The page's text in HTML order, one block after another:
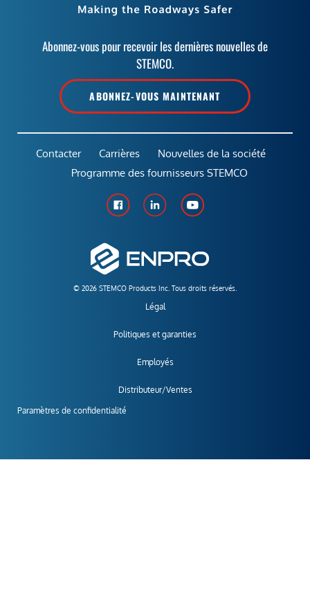
Abonnez-vous pour recevoir les dernières nouvelles de
STEMCO.
ABONNEZ-VOUS MAINTENANT
© 2026 STEMCO Products Inc. Tous droits réservés.
Légal
Politiques et garanties
Employés
Distributeur/Ventes
Paramètres de confidentialité
Contacter Carrières
Nouvelles de la société
Programme des fournisseurs STEMCO